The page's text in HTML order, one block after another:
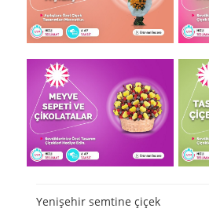
Yenişehir semtine çiçek